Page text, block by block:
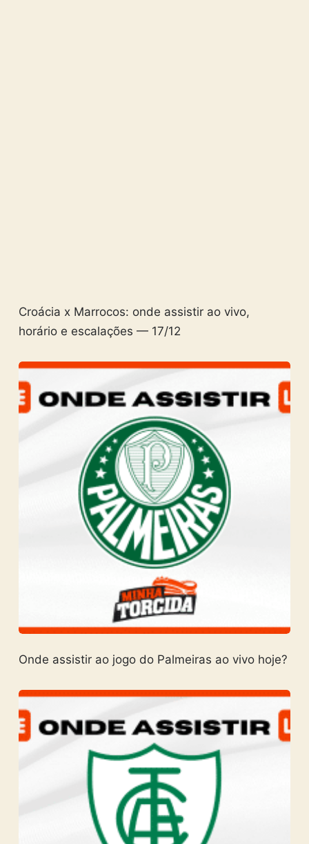
Croácia x Marrocos: onde assistir ao vivo,
horário e escalações — 17/12
Onde assistir ao jogo do Palmeiras ao vivo hoje?